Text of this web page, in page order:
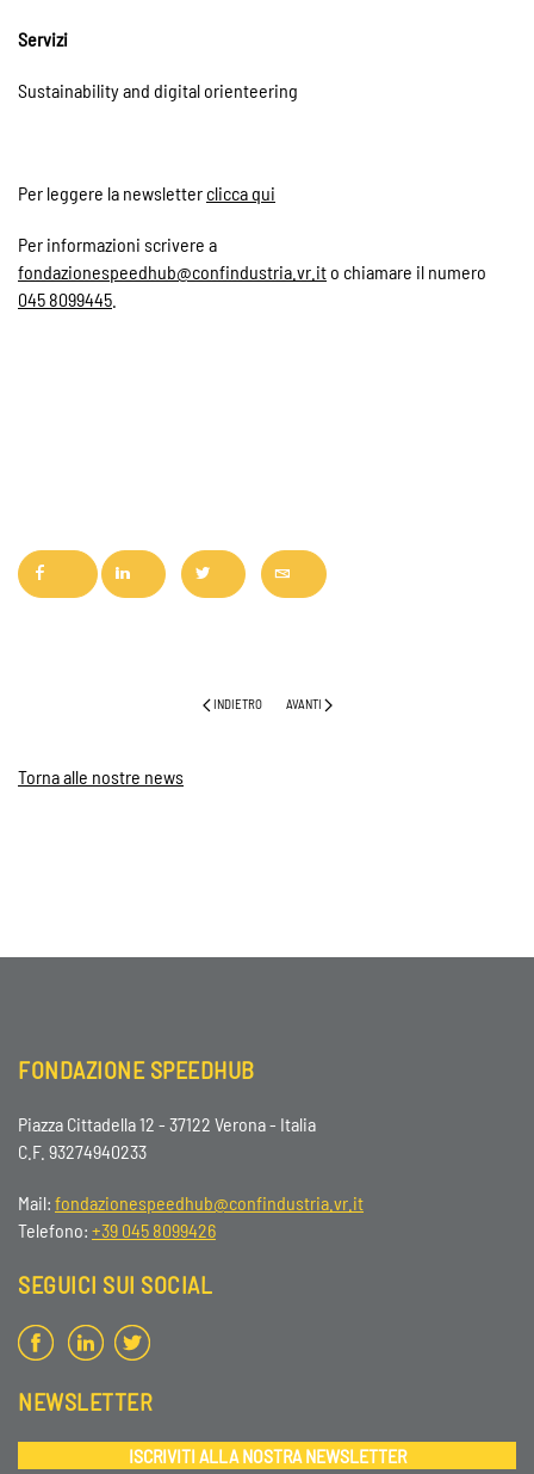
Servizi
Sustainability and digital orienteering
Per leggere la newsletter clicca qui
Per informazioni scrivere a
fondazionespeedhub@confindustria.vr.it o chiamare il numero
045 8099445
INDIETRO AVANTI
Torna alle nostre news
FONDAZIONE SPEEDHUB
Piazza Cittadella 12 - 37122 Verona - Italia
C.F. 93274940233
Mail: fondazionespeedhub@confindustria.vr.it
Telefono: +39 045 8099426
SEGUICI SUI SOCIAL
NEWSLETTER
ISCRIVITI ALLA NOSTRA NEWSLETTER